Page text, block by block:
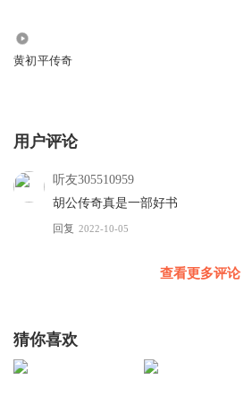
黄初平传奇
用户评论
听友305510959
胡公传奇真是一部好书
回复 2022-10-05
查看更多评论
猜你喜欢